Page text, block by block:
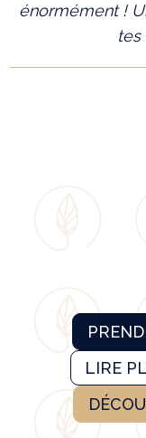
énormément !
tes
LIRE